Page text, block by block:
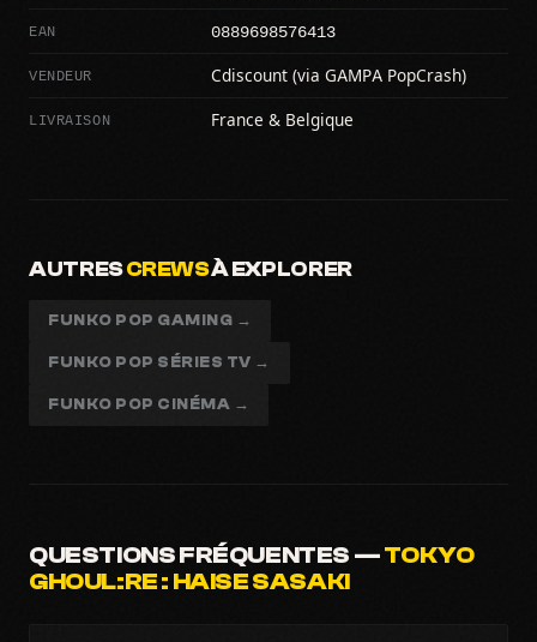
EAN 0889698576413
VENDEUR Cdiscount (via GAMPA PopCrash)
LIVRAISON France & Belgique
AUTRESCREWSÀ EXPLORER
FUNKO POP GAMING →
FUNKO POP SÉRIES TV →
FUNKO POP CINÉMA →
QUESTIONS FRÉQUENTES —TOKYO
GHOUL:RE : HAISE SASAKI